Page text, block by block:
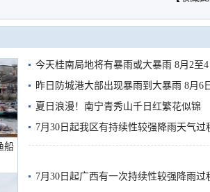
船
今天桂南局地将有暴雨或大暴雨 8月2至
需继续防范
昨日防城港大部出现暴雨到大暴雨 8月6
雨
夏日浪漫！南宁青秀山千日红繁花似锦
7月30日起我区有持续性较强降雨天气过
7月30日起广西有一次持续性较强降雨过